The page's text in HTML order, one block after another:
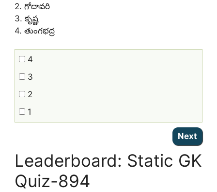
2. గోదావరి
3. కృష్ణ
4. తుంగభద్ర
4
3
2
1
Leaderboard: Static GK
Quiz-894